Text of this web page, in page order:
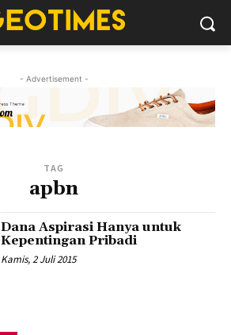
- Advertisement -
TAG
apbn
Dana Aspirasi Hanya untuk
Kepentingan Pribadi
Kamis, 2 Juli 2015